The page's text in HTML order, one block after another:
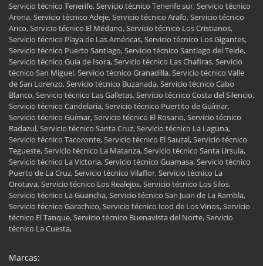
Servicio técnico Tenerife, Servicio técnico Tenerife sur, Servicio técnico
Arona, Servicio técnico Adeje, Servicio técnico Arafo, Servicio técnico
Arico, Servicio técnico El Médano, Servicio técnico Los Cristianos,
Servicio técnico Playa de Las Américas, Servicio técnico Los Gigantes,
Servicio técnico Puerto Santiago, Servicio técnico Santiago del Teide,
Servicio técnico Guía de Isora, Servicio técnico Las Chafiras, Servicio
técnico San Miguel, Servicio técnico Granadilla, Servicio técnico Valle
de San Lorenzo, Servicio técnico Buzanada, Servicio técnico Cabo
Blanco, Servicio técnico Las Galletas, Servicio técnico Costa del Silencio,
Servicio técnico Candelaria, Servicio técnico Puertito de Güímar,
Servicio técnico Güímar, Servicio técnico El Rosario, Servicio técnico
Radazul, Servicio técnico Santa Cruz, Servicio técnico La Laguna,
Servicio técnico Tacoronte, Servicio técnico El Sauzal, Servicio técnico
Tegueste, Servicio técnico La Matanza, Servicio técnico Santa Ursula,
Servicio técnico La Victoria, Servicio técnico Guamasa, Servicio técnico
Puerto de La Cruz, Servicio técnico Vilaflor, Servicio técnico La
Orotava, Servicio técnico Los Realejos, Servicio técnico Los Silos,
Servicio técnico La Guancha, Servicio técnico San Juan de La Rambla,
Servicio técnico Garachico, Servicio técnico Icod de Los Vinos, Servicio
técnico El Tanque, Servicio técnico Buenavista del Norte, Servicio
técnico La Cuesta,
Marcas: